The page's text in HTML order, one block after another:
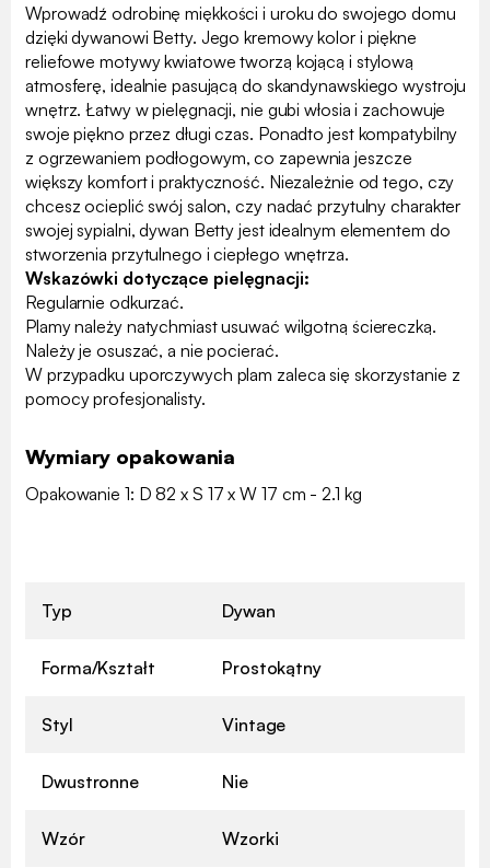
Wprowadź odrobinę miękkości i uroku do swojego domu
dzięki dywanowi Betty. Jego kremowy kolor i piękne
reliefowe motywy kwiatowe tworzą kojącą i stylową
atmosferę, idealnie pasującą do skandynawskiego wystroju
wnętrz. Łatwy w pielęgnacji, nie gubi włosia i zachowuje
swoje piękno przez długi czas. Ponadto jest kompatybilny
z ogrzewaniem podłogowym, co zapewnia jeszcze
większy komfort i praktyczność. Niezależnie od tego, czy
chcesz ocieplić swój salon, czy nadać przytulny charakter
swojej sypialni, dywan Betty jest idealnym elementem do
stworzenia przytulnego i ciepłego wnętrza.
Wskazówki dotyczące pielęgnacji:
Regularnie odkurzać.
Plamy należy natychmiast usuwać wilgotną ściereczką.
Należy je osuszać, a nie pocierać.
W przypadku uporczywych plam zaleca się skorzystanie z
pomocy profesjonalisty.
Wymiary opakowania
Opakowanie 1: D 82 x S 17 x W 17 cm - 2.1 kg
Typ Dywan
Forma/Kształt Prostokątny
Styl Vintage
Dwustronne Nie
Wzór Wzorki